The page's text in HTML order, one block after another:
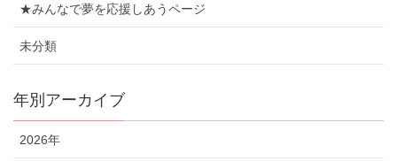
★みんなで夢を応援しあうページ
未分類
年別アーカイブ
2026年